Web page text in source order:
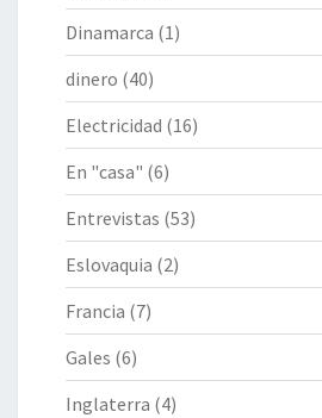
Dinamarca (1)
dinero (40)
Electricidad (16)
En "casa" (6)
Entrevistas (53)
Eslovaquia (2)
Francia (7)
Gales (6)
Inglaterra (4)